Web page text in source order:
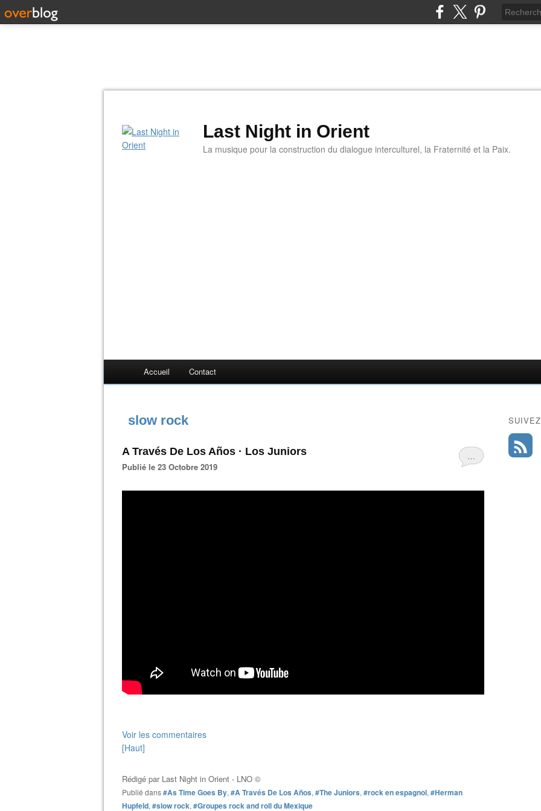
Last Night in Orient
La musique pour la construction du dialogue interculturel, la Fraternité et la Paix.
Accueil Contact
slow rock
…
A Través De Los Años · Los Juniors
Publié le 23 Octobre 2019
Voir les commentaires
[Haut]
Rédigé par Last Night in Orient - LNO ©
Publié dans#As Time Goes By, #A Través De Los Años, #The Juniors, #rock en espagnol, #Herman
Hupfeld, #slow rock, #Groupes rock and roll du Mexique